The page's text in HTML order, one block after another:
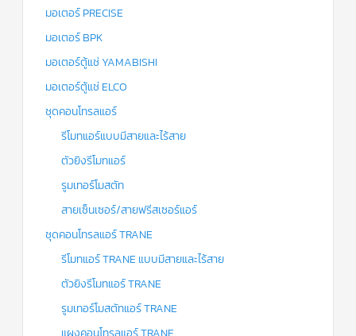
มอเตอร์ PRECISE
มอเตอร์ BPK
มอเตอร์ตู้แช่ YAMABISHI
มอเตอร์ตู้แช่ ELCO
ชุดคอนโทรลแอร์
รีโมทแอร์แบบมีสายและไร้สาย
ตัวยิงรีโมทแอร์
รูมเทอร์โมสตัท
สายเซ็นเซอร์/สายฟรีสเซอร์แอร์
ชุดคอนโทรลแอร์ TRANE
รีโมทแอร์ TRANE แบบมีสายและไร้สาย
ตัวยิงรีโมทแอร์ TRANE
รูมเทอร์โมสตัทแอร์ TRANE